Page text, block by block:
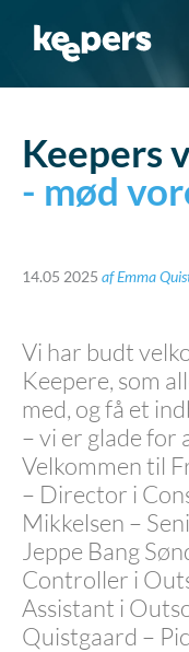
indholdet
Keepers
- mød
14.05 2025 afEmma
Vi har budt
Keepere, som
med, og få et
– vi er glade for
Velkommen til
– Director i
Mikkelsen –
Jeppe Bang
Controller i
Assistant i
Quistgaard –